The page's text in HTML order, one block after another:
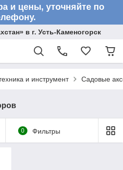
и цены, уточняйте по
в г. Усть-Каменогорск
и инструмент Садовые
0 Фильтры